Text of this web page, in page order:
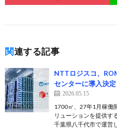
関連する記事
NTTロジスコ、
センターに導入決定
2026.05.15
1700㎡、27年1月稼働
リューションを提供す
千葉県八千代市で運営